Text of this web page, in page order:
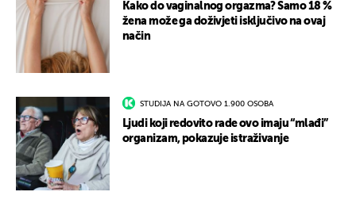
Kako do vaginalnog orgazma? Samo 18 %
žena može ga doživjeti isključivo na ovaj
način
STUDIJA NA GOTOVO 1.900 OSOBA
Ljudi koji redovito rade ovo imaju “mlađi”
organizam, pokazuje istraživanje